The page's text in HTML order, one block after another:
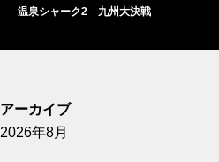
温泉シャーク2 九州大決戦
アーカイブ
2026年8月